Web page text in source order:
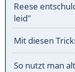
Reese
leid"
Mit diesen
So nutzt man